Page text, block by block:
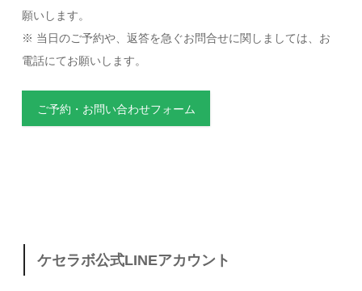
願いします。
※ 当日のご予約や、返答を急ぐお問合せに関しましては、お
電話にてお願いします。
ご予約・お問い合わせフォーム
ケセラボ公式LINEアカウント